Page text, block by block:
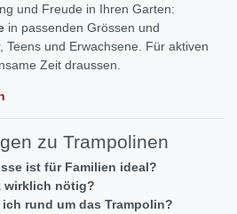
und Freude in Ihren Garten:
in passenden Grössen und
Teens und Erwachsene. Für aktiven
Zeit draussen.
zu Trampolinen
ist für Familien ideal?
wirklich nötig?
rund um das Trampolin?